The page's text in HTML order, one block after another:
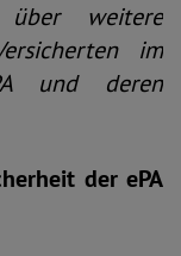
über weitere
im
und deren
der ePA